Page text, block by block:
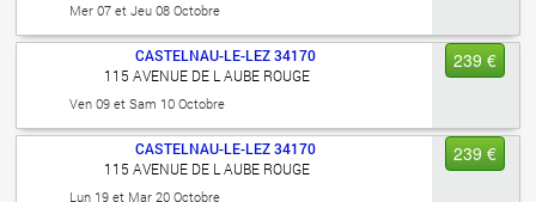
Mer 07 et Jeu 08 Octobre
239 €
CASTELNAU-LE-LEZ34170
115 AVENUE DE L AUBE ROUGE
Ven 09 et Sam 10 Octobre
239 €
CASTELNAU-LE-LEZ34170
115 AVENUE DE L AUBE ROUGE
Lun 19 et Mar 20 Octobre